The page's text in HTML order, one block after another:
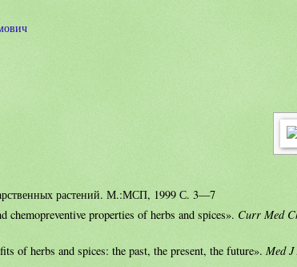
растений. М.:МСП, 1999 С. 3—7
properties of herbs and spices». Curr Med
of herbs and spices: the past, the present, the future». Med